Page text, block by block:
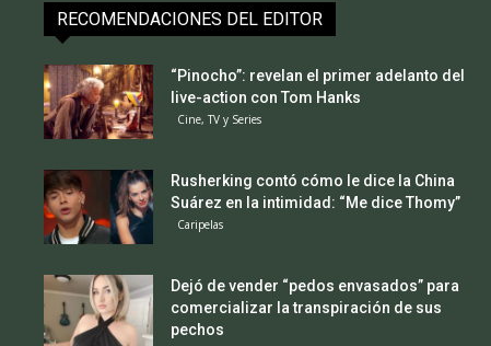
RECOMENDACIONES DEL EDITOR
“Pinocho”: revelan el primer adelanto del
live-action con Tom Hanks
Cine, TV y Series
Rusherking contó cómo le dice la China
Suárez en la intimidad: “Me dice Thomy”
Caripelas
Dejó de vender “pedos envasados” para
comercializar la transpiración de sus
pechos